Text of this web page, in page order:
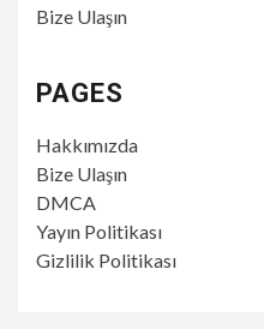
Bize Ulaşın
PAGES
Hakkımızda
Bize Ulaşın
DMCA
Yayın Politikası
Gizlilik Politikası